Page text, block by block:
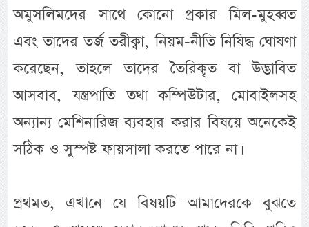
অমুসলিমদের সাথে কোনো প্রকার মিল-মুহব্বত
এবং তাদের তর্জ তরীক্বা, নিয়ম-নীতি নিষিদ্ধ ঘোষণা
করেছেন, তাহলে তাদের তৈরিকৃত বা উদ্ভাবিত
আসবাব, যন্ত্রপাতি তথা কম্পিউটার, মোবাইলসহ
অন্যান্য মেশিনারিজ ব্যবহার করার বিষয়ে অনেকেই
সঠিক ও সুস্পষ্ট ফায়সালা করতে পারে না।
প্রথমত, এখানে যে বিষয়টি আমাদেরকে বুঝতে